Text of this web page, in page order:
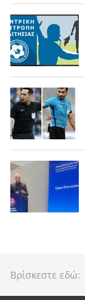
Βρίσκεστε εδώ: